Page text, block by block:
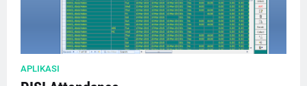
APLIKASI